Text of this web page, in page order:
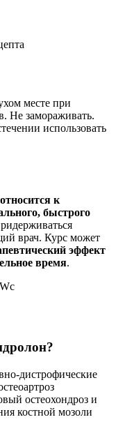
месте при
Не замораживать.
использовать
к
быстрого
врач. Курс может
эффект
время.
дистрофические
остеохондроз и
костной мозоли